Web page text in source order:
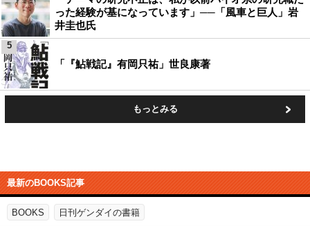
った経験が基になっています」──「風車と巨人」岩
井圭也氏
「『鮎戦記』有岡只祐」世良康著
5
もっとみる
最新のBOOKS記事
BOOKS 日刊ゲンダイの書籍